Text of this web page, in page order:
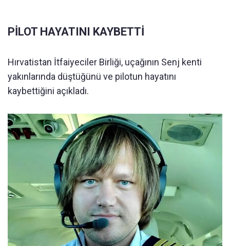
PİLOT HAYATINI KAYBETTİ
Hırvatistan İtfaiyeciler Birliği, uçağının Senj kenti
yakınlarında düştüğünü ve pilotun hayatını
kaybettiğini açıkladı.